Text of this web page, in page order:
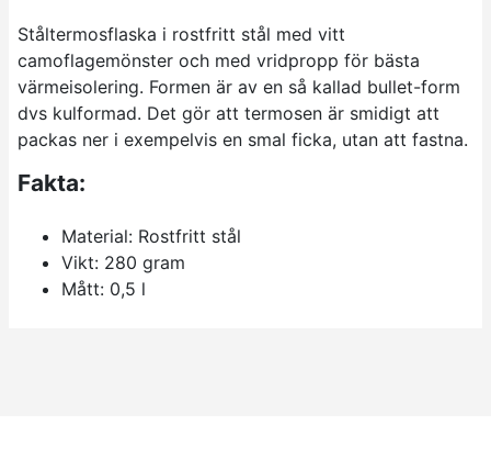
Ståltermosflaska i rostfritt stål med vitt
camoflagemönster och med vridpropp för bästa
värmeisolering. Formen är av en så kallad bullet-form
dvs kulformad. Det gör att termosen är smidigt att
packas ner i exempelvis en smal ficka, utan att fastna.
Fakta:
Material: Rostfritt stål
Vikt: 280 gram
Mått: 0,5 l